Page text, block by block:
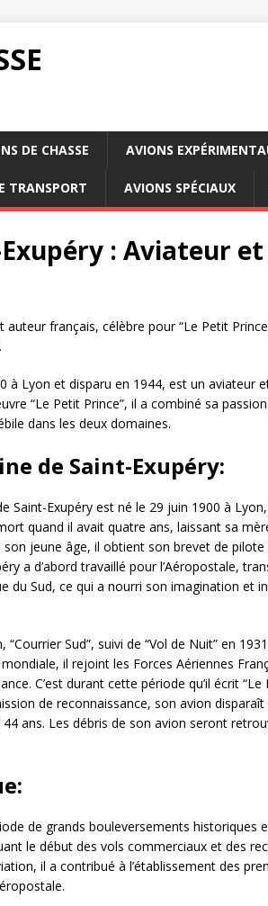
DE CHASSE AVIONS
TRANSPORT AVIONS SPÉCIAUX
: Aviateur
français, célèbre pour “Le Petit
à Lyon et disparu en 1944, est un aviateur
“Le Petit Prince”, il a combiné sa
dans les deux domaines.
de Saint-Exupéry:
Saint-Exupéry est né le 29 juin 1900 à
quand il avait quatre ans, laissant sa
son jeune âge, il obtient son brevet de
a d’abord travaillé pour l’Aéropostale,
du Sud, ce qui a nourri son imagination et
Sud”, suivi de “Vol de Nuit” en
il rejoint les Forces Aériennes
C’est durant cette période qu’il écrit “Le
de reconnaissance, son avion
ans. Les débris de son avion seront
de grands bouleversements historiques
le début des vols commerciaux et des
il a contribué à l’établissement des